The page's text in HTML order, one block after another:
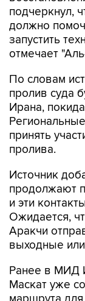
подчеркнул,
должно
запустить
отмечает
По словам
пролив суда
Ирана,
принять
пролива.
Источник
продолжают
и эти
Ожидается,
Аракчи
выходные
Ранее в МИД
Маскат уже